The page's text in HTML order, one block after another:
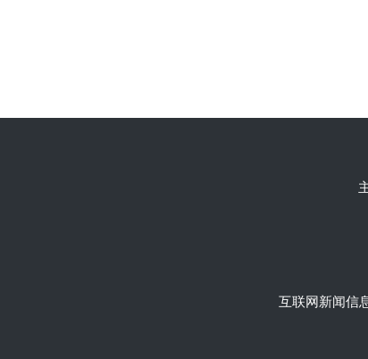
互联网新闻信